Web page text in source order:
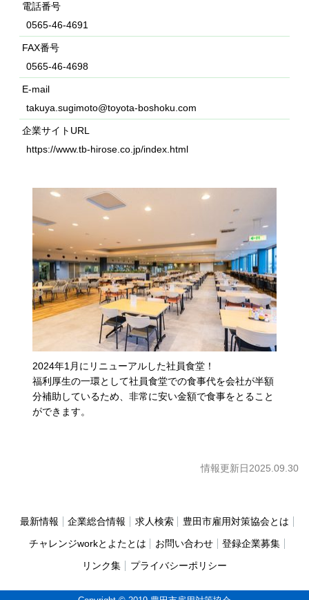
電話番号
0565-46-4691
FAX番号
0565-46-4698
E-mail
takuya.sugimoto@toyota-boshoku.com
企業サイトURL
https://www.tb-hirose.co.jp/index.html
2024年1月にリニューアルした社員食堂！
福利厚生の一環として社員食堂での食事代を会社が半額
分補助しているため、非常に安い金額で食事をとること
ができます。
情報更新日2025.09.30
最新情報 企業総合情報 求人検索
豊田市雇用対策協会とは
チャレンジworkとよたとは
お問い合わせ
登録企業募集
リンク集
プライバシーポリシー